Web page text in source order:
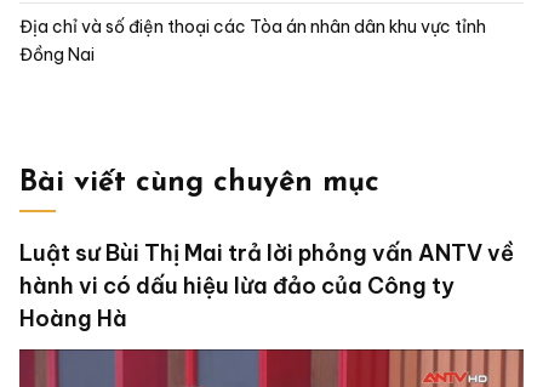
Địa chỉ và số điện thoại các Tòa án nhân dân khu vực tỉnh
Đồng Nai
Bài viết cùng chuyên mục
Luật sư Bùi Thị Mai trả lời phỏng vấn ANTV về
hành vi có dấu hiệu lừa đảo của Công ty
Hoàng Hà